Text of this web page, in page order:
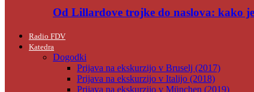
Od Lillardove trojke do naslova: kako
Radio FDV
Katedra
Dogodki
Prijava na ekskurzijo v Bruselj (2017)
Prijava na ekskurzijo v Italijo (2018)
Prijava na ekskurzijo v München (2019)